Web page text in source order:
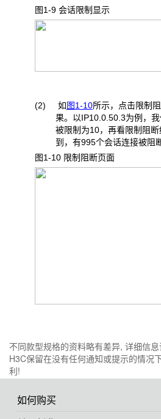
图1-9 会话限制显示
(2) 如图1-10所示，点击限制
果。以IP10.0.50.3为例，
被限制为10，再看限制阻
到，有995个会话连接被阻
图1-10 限制阻断页面
不同款型规格的资料略有差异, 详细信息
H3C保留在没有任何通知或提示的情况
利!
如何购买